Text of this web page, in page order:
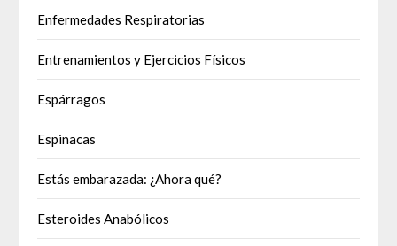
Enfermedades Respiratorias
Entrenamientos y Ejercicios Físicos
Espárragos
Espinacas
Estás embarazada: ¿Ahora qué?
Esteroides Anabólicos